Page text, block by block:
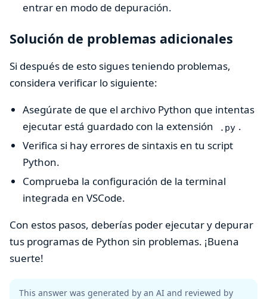
entrar en modo de depuración.
Solución de problemas adicionales
Si después de esto sigues teniendo problemas,
considera verificar lo siguiente:
Asegúrate de que el archivo Python que intentas
ejecutar está guardado con la extensión
.py .
Verifica si hay errores de sintaxis en tu script
Python.
Comprueba la configuración de la terminal
integrada en VSCode.
Con estos pasos, deberías poder ejecutar y depurar
tus programas de Python sin problemas. ¡Buena
suerte!
This answer was generated by an AI and reviewed by